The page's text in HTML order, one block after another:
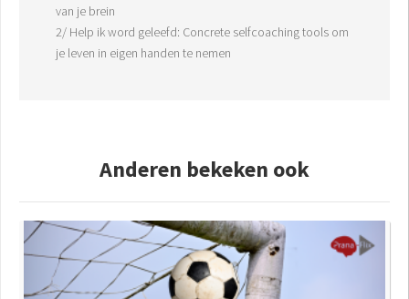
van je brein
2/ Help ik word geleefd: Concrete selfcoaching tools om
je leven in eigen handen te nemen
Anderen bekeken ook